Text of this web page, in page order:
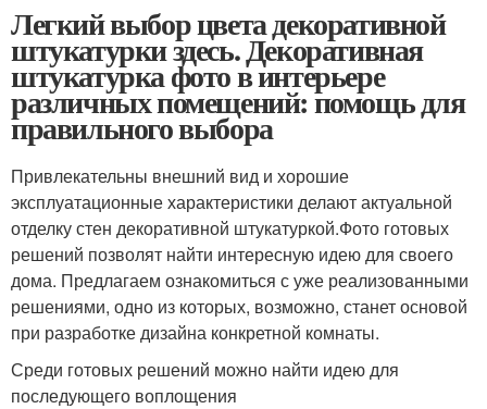
Легкий выбор цвета декоративной
штукатурки здесь. Декоративная
штукатурка фото в интерьере
различных помещений: помощь для
правильного выбора
Привлекательны внешний вид и хорошие
эксплуатационные характеристики делают актуальной
отделку стен декоративной штукатуркой.Фото готовых
решений позволят найти интересную идею для своего
дома. Предлагаем ознакомиться с уже реализованными
решениями, одно из которых, возможно, станет основой
при разработке дизайна конкретной комнаты.
Среди готовых решений можно найти идею для
последующего воплощения